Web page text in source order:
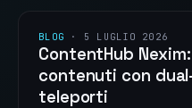
BLOG · 5 LUGLIO 2026
ContentHub
contenuti con
teleporti